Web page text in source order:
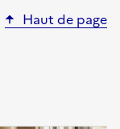
Haut de page